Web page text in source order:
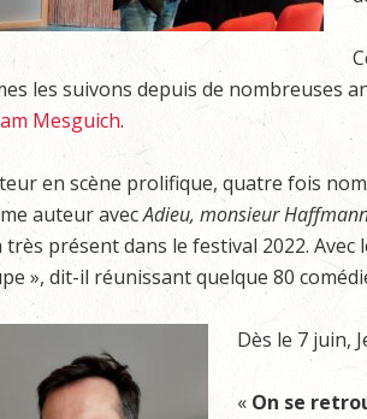
les suivons depuis de nombreuses
Mesguich.
en scène prolifique, quatre fois
auteur avecAdieu, monsieur
très présent dans le festival 2022.
», dit-il réunissant quelque 80
Dès le 7 juin,
« On se